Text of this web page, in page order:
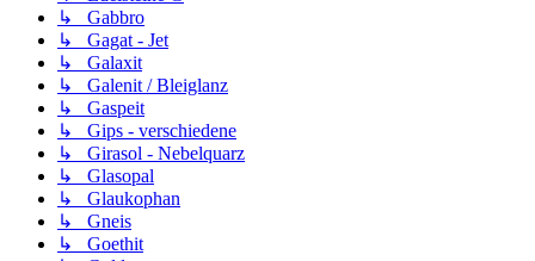
↳ Gabbro
↳ Gagat - Jet
↳ Galaxit
↳ Galenit / Bleiglanz
↳ Gaspeit
↳ Gips - verschiedene
↳ Girasol - Nebelquarz
↳ Glasopal
↳ Glaukophan
↳ Gneis
↳ Goethit